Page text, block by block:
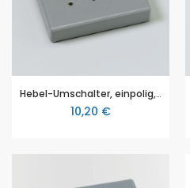
Hebel-Umschalter, einpolig, auf Sockel
10,20 €